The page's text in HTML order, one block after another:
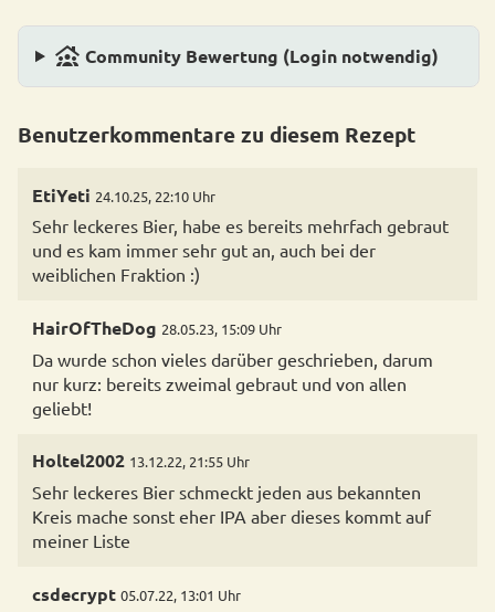
family_group Community Bewertung (Login notwendig)
Benutzerkommentare zu diesem Rezept
EtiYeti 24.10.25, 22:10 Uhr
Sehr leckeres Bier, habe es bereits mehrfach gebraut
und es kam immer sehr gut an, auch bei der
weiblichen Fraktion :)
HairOfTheDog 28.05.23, 15:09 Uhr
Da wurde schon vieles darüber geschrieben, darum
nur kurz: bereits zweimal gebraut und von allen
geliebt!
Holtel2002 13.12.22, 21:55 Uhr
Sehr leckeres Bier schmeckt jeden aus bekannten
Kreis mache sonst eher IPA aber dieses kommt auf
meiner Liste
csdecrypt 05.07.22, 13:01 Uhr